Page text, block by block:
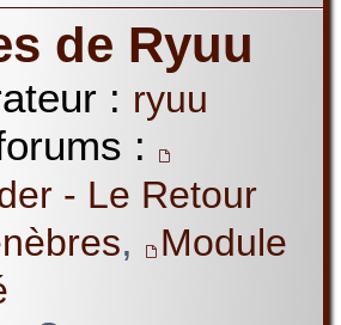
de Ryuu
: ryuu
:
- Le Retour
,
Module